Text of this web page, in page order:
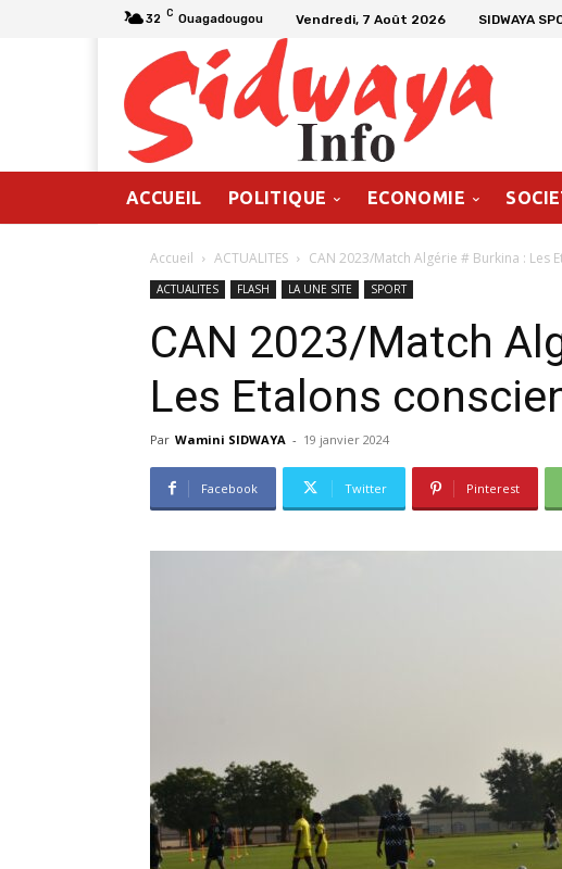
32 C Ouagadougou Vendredi, 7 Août 2026 SIDWAYA
ACCUEIL POLITIQUE ECONOMIE
Accueil ACTUALITES CAN 2023/Match Algérie # Burkina : Les
ACTUALITES FLASH LA UNE SITE SPORT
CAN 2023/Match
Les Etalons
Par Wamini SIDWAYA - 19 janvier 2024
Facebook Twitter Pinterest